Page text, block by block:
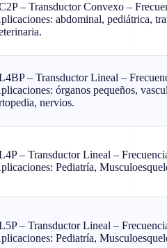
– Transductor Convexo –
abdominal, pediátrica,
– Transductor Lineal –
órganos pequeños,
nervios.
– Transductor Lineal –
Pediatría,
– Transductor Lineal –
Pediatría,